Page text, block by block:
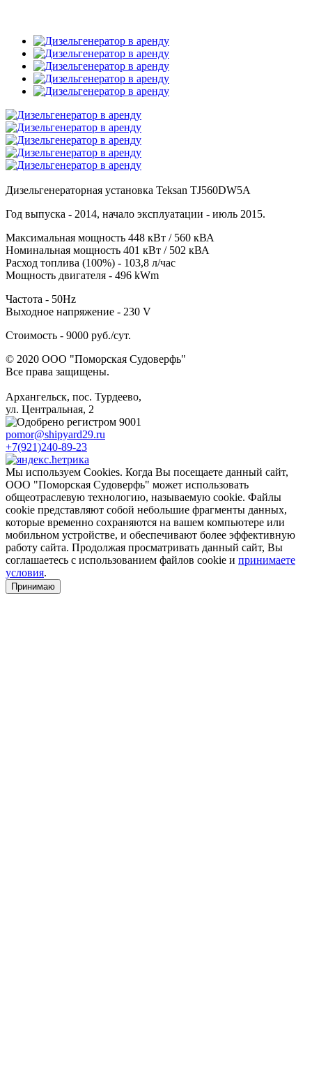
Дизельгенераторная установка Teksan TJ560DW5A
Год выпуска - 2014, начало эксплуатации - июль 2015.
Максимальная мощность 448 кВт / 560 кВА
Номинальная мощность 401 кВт / 502 кВА
Расход топлива (100%) - 103,8 л/час
Мощность двигателя - 496 kWm
Частота - 50Hz
Выходное напряжение - 230 V
Стоимость - 9000 руб./сут.
© 2020 ООО "Поморская Cудоверфь"
Все права защищены.
Архангельск, пос. Турдеево,
ул. Центральная, 2
pomor@shipyard29.ru
+7(921)240-89-23
Мы используем Cookies. Когда Вы посещаете данный сайт,
ООО "Поморская Судоверфь" может использовать
общеотраслевую технологию, называемую cookie. Файлы
cookie представляют собой небольшие фрагменты данных,
которые временно сохраняются на вашем компьютере или
мобильном устройстве, и обеспечивают более эффективную
работу сайта. Продолжая просматривать данный сайт, Вы
соглашаетесь с использованием файлов cookie и принимаете
условия.
Принимаю